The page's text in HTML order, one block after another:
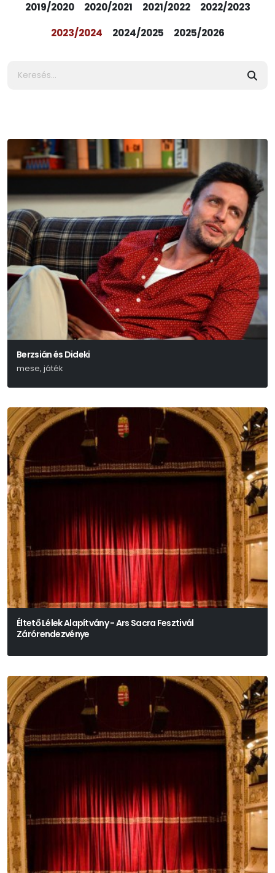
2019/2020
2020/2021 2021/2022
2022/2023
2023/2024
2024/2025 2025/2026
Berzsián és Dideki
mese, játék
Éltető Lélek Alapítvány - Ars Sacra Fesztivál
Zárórendezvénye